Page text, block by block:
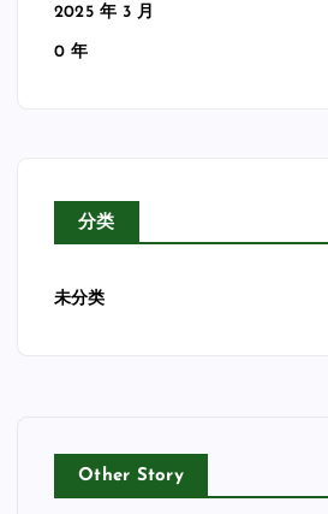
2025 年 3 月
0 年
分类
未分类
Other Story